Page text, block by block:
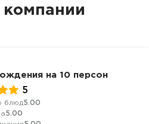
на 10 персон
5
блюд5.00
5.00